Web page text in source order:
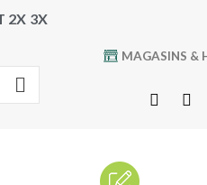
2X 3X
MAGASINS &